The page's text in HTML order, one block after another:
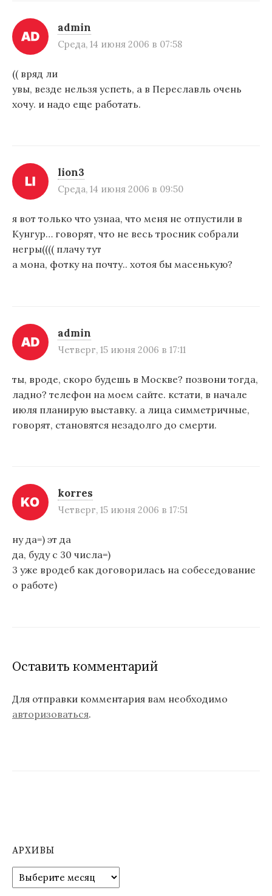
admin
Среда, 14 июня 2006 в 07:58
(( вряд ли
увы, везде нельзя успеть, а в Переславль очень
хочу. и надо еще работать.
lion3
Среда, 14 июня 2006 в 09:50
я вот только что узнаа, что меня не отпустили в
Кунгур… говорят, что не весь тросник собрали
негры(((( плачу тут
а мона, фотку на почту.. хотоя бы масенькую?
admin
Четверг, 15 июня 2006 в 17:11
ты, вроде, скоро будешь в Москве? позвони тогда,
ладно? телефон на моем сайте. кстати, в начале
июля планирую выставку. а лица симметричные,
говорят, становятся незадолго до смерти.
korres
Четверг, 15 июня 2006 в 17:51
ну да=) эт да
да, буду с 30 числа=)
3 уже вродеб как договорилась на собеседование
о работе)
Оставить комментарий
Для отправки комментария вам необходимо
авторизоваться.
АРХИВЫ
р